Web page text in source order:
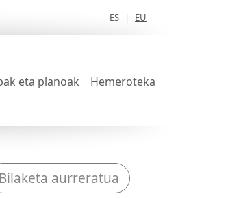
ES | EU
eta planoak Hemeroteka
Bilaketa aurreratua